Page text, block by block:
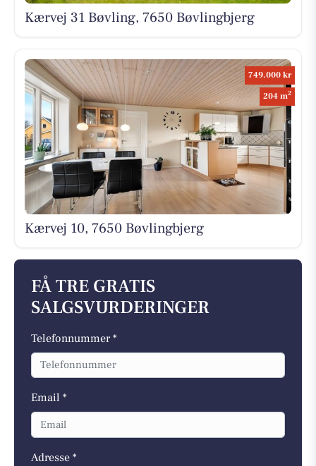
Kærvej 31 Bøvling, 7650 Bøvlingbjerg
749.000 kr
204 m2
Kærvej 10, 7650 Bøvlingbjerg
FÅ TRE GRATIS
SALGSVURDERINGER
Telefonnummer *
Email *
Adresse *